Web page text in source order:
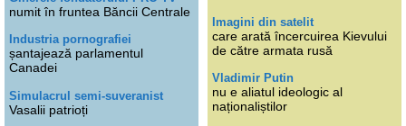
numit în fruntea Băncii Centrale
Industria pornografiei
șantajează parlamentul
Canadei
Simulacrul semi-suveranist
Vasalii patrioți
Imagini din satelit
care arată încercuirea Kievului
de către armata rusă
Vladimir Putin
nu e aliatul ideologic al
naționaliștilor